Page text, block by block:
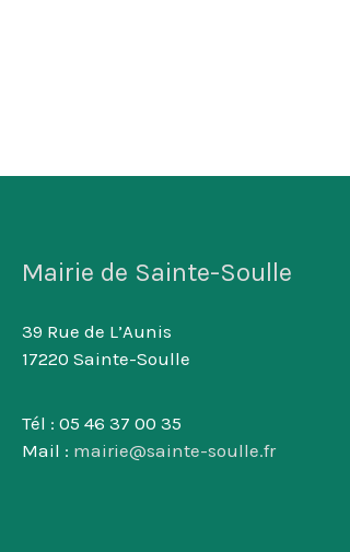
Mairie de Sainte-Soulle
39 Rue de L’Aunis
17220 Sainte-Soulle
Tél : 05 46 37 00 35
Mail : mairie@sainte-soulle.fr